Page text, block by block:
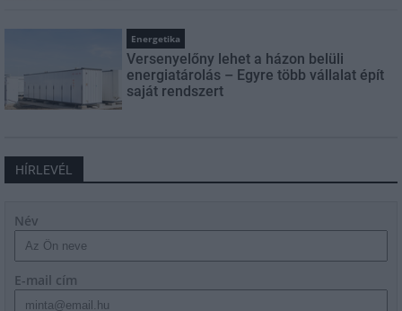
Energetika
Versenyelőny lehet a házon belüli
energiatárolás – Egyre több vállalat épít
saját rendszert
HÍRLEVÉL
Név
E-mail cím